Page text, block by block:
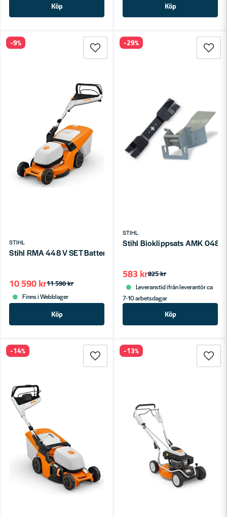
Köp Köp
STIHL
Stihl RMA 448 V SET Batteridriven Gräsklippare 36V (1x5,2ah)
11 590 kr
10 590 kr
Finns i Webblager
Köp
-9%
STIHL
Stihl Bioklippsats AMK 048
825 kr
583 kr
Leveranstid ifrån leverantör ca
7-10 arbetsdagar
Köp
-29%
-14% -13%